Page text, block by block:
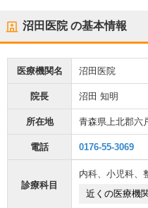
沼田医院の基本情報
医療機関名 沼田医院
院長 沼田 知明
所在地 青森県上北郡六
電話 0176-55-3069
診療科目
内科、 小児科、
近くの医療機